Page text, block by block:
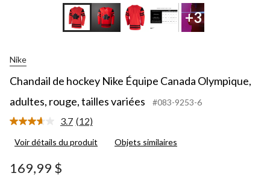
+3
Nike
Chandail de hockey Nike Équipe Canada Olympique,
adultes, rouge, tailles variées
#083-9253-6
3.7 Lire
12
(12)
Voir détails du produit Objets similaires
169,99 $